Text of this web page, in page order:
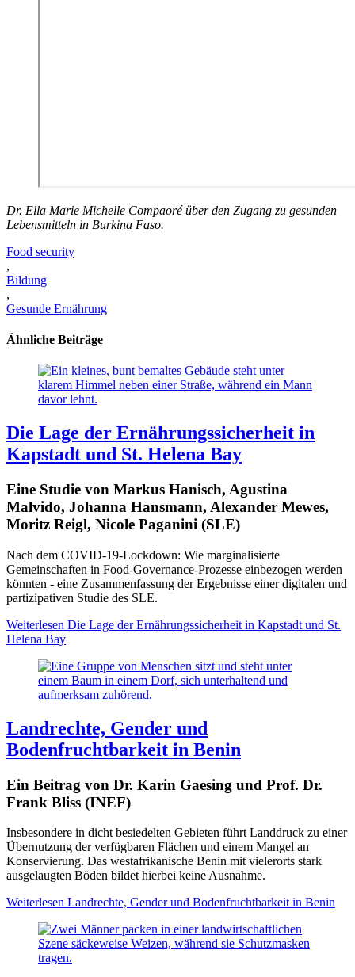
Dr. Ella Marie Michelle Compaoré über den Zugang zu gesunden
Lebensmitteln in Burkina Faso.
Food security
,
Bildung
,
Gesunde Ernährung
Ähnliche Beiträge
Die Lage der Ernährungssicherheit in
Kapstadt und St. Helena Bay
Eine Studie von Markus Hanisch, Agustina
Malvido, Johanna Hansmann, Alexander Mewes,
Moritz Reigl, Nicole Paganini (SLE)
Nach dem COVID-19-Lockdown: Wie marginalisierte
Gemeinschaften in Food-Governance-Prozesse einbezogen werden
könnten - eine Zusammenfassung der Ergebnisse einer digitalen und
partizipativen Studie des SLE.
Weiterlesen Die Lage der Ernährungssicherheit in Kapstadt und St.
Helena Bay
Landrechte, Gender und
Bodenfruchtbarkeit in Benin
Ein Beitrag von Dr. Karin Gaesing und Prof. Dr.
Frank Bliss (INEF)
Insbesondere in dicht besiedelten Gebieten führt Landdruck zu einer
Übernutzung der verfügbaren Flächen und einem Mangel an
Konservierung. Das westafrikanische Benin mit vielerorts stark
ausgelaugten Böden bildet hierbei keine Ausnahme.
Weiterlesen Landrechte, Gender und Bodenfruchtbarkeit in Benin